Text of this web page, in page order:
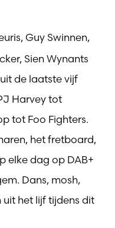
Guy Swinnen,
Sien Wynants
de laatste vijf
Harvey tot
tot Foo Fighters.
het fretboard,
elke dag op DAB+
Dans, mosh,
uit het lijf tijdens dit